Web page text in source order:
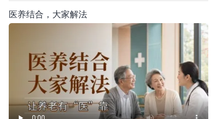
医养结合，大家解法